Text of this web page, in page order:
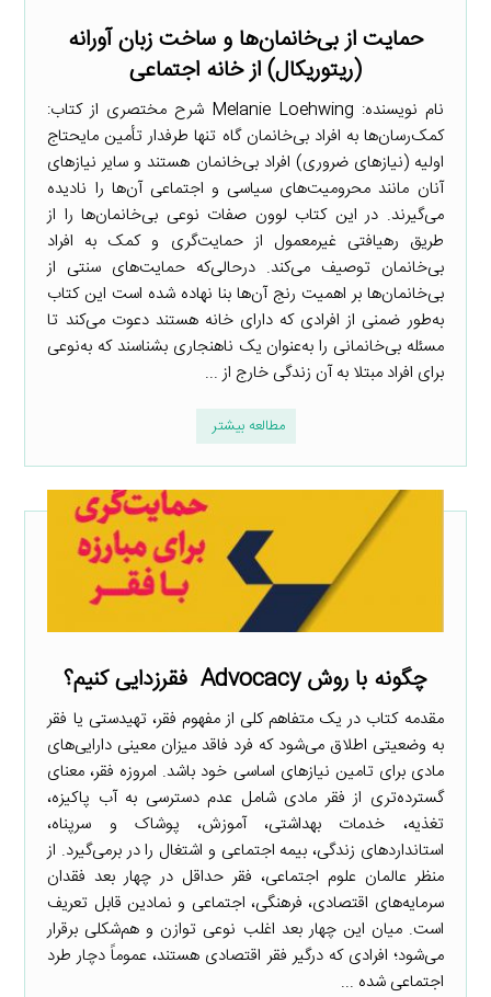
حمایت از بی‌خانمان‌ها و ساخت زبان آورانه
(ریتوریکال) از خانه اجتماعی
نام نویسنده: Melanie Loehwing شرح مختصری از کتاب:
کمک‌رسان‌ها به افراد بی‌خانمان گاه تنها طرفدار تأمین مایحتاج
اولیه (نیازهای ضروری) افراد بی‌خانمان هستند و سایر نیازهای
آنان مانند محرومیت‌های سیاسی و اجتماعی آن‌ها را نادیده
می‌گیرند. در این کتاب لوون صفات نوعی بی‌خانمان‌ها را از
طریق رهیافتی غیرمعمول از حمایت‌گری و کمک به افراد
بی‌خانمان توصیف می‌کند. درحالی‌که حمایت‌های سنتی از
بی‌خانمان‌ها بر اهمیت رنج آن‌ها بنا نهاده شده است این کتاب
به‌طور ضمنی از افرادی که دارای خانه هستند دعوت می‌کند تا
مسئله بی‌خانمانی را به‌عنوان یک ناهنجاری بشناسند که به‌نوعی
برای افراد مبتلا به آن زندگی خارج از ...
مطالعه بیشتر
چگونه با روش Advocacy فقرزدایی کنیم؟
مقدمه کتاب در یک متفاهم کلی از مفهوم فقر، تهیدستی یا فقر
به وضعیتی اطلاق می‌شود که فرد فاقد میزان معینی دارایی‌های
مادی برای تامین نیازهای اساسی خود باشد. امروزه فقر، معنای
گسترده‌تری از فقر مادی شامل عدم دسترسی به آب پاکیزه،
تغذیه، خدمات بهداشتی، آموزش، پوشاک و سرپناه،
استانداردهای زندگی، بیمه اجتماعی و اشتغال را در برمی‌گیرد. از
منظر عالمان علوم اجتماعی، فقر حداقل در چهار بعد فقدان
سرمایه‌های اقتصادی، فرهنگی، اجتماعی و نمادین قابل تعریف
است. میان این چهار بعد اغلب نوعی توازن و هم‌شکلی برقرار
می‌شود؛ افرادی که درگیر فقر اقتصادی هستند، عموماً دچار طرد
اجتماعی شده ...